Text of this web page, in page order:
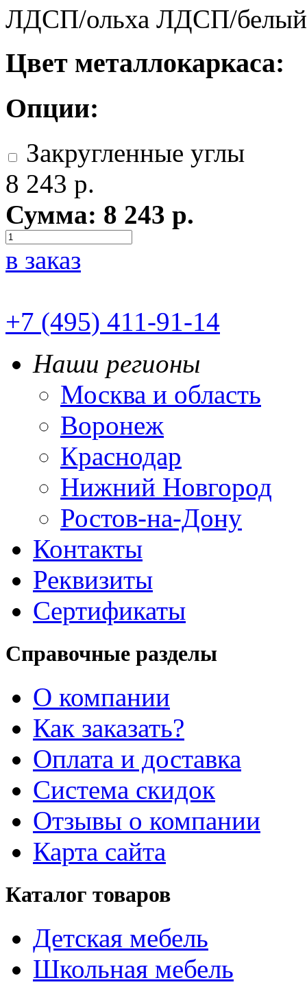
ЛДСП/ольха ЛДСП/белый
Цвет металлокаркаса:
Опции:
Закругленные углы
8 243 р.
Сумма: 8 243 р.
в заказ
+7 (495) 411-91-14
Наши регионы
Москва и область
Воронеж
Краснодар
Нижний Новгород
Ростов-на-Дону
Контакты
Реквизиты
Сертификаты
Справочные разделы
О компании
Как заказать?
Оплата и доставка
Система скидок
Отзывы о компании
Карта сайта
Каталог товаров
Детская мебель
Школьная мебель